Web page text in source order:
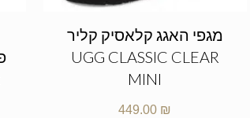
מגפי האגג קלאסיק קליר
UGG CLASSIC CLEAR
MINI
449.00 ₪